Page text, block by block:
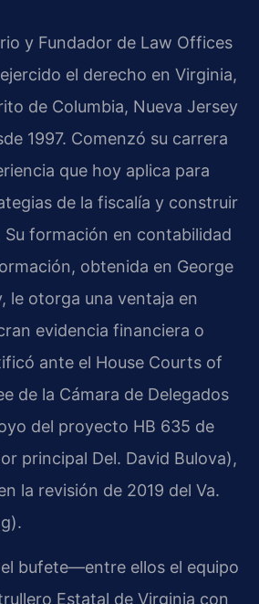
y Fundador de Law Offices
el derecho en Virginia,
de Columbia, Nueva Jersey
1997. Comenzó su carrera
que hoy aplica para
de la fiscalía y construir
Su formación en contabilidad
obtenida en George
le otorga una ventaja en
evidencia financiera o
ante el House Courts of
de la Cámara de Delegados
del proyecto HB 635 de
principal Del. David Bulova),
la revisión de 2019 del Va.
bufete—entre ellos el equipo
Estatal de Virginia con